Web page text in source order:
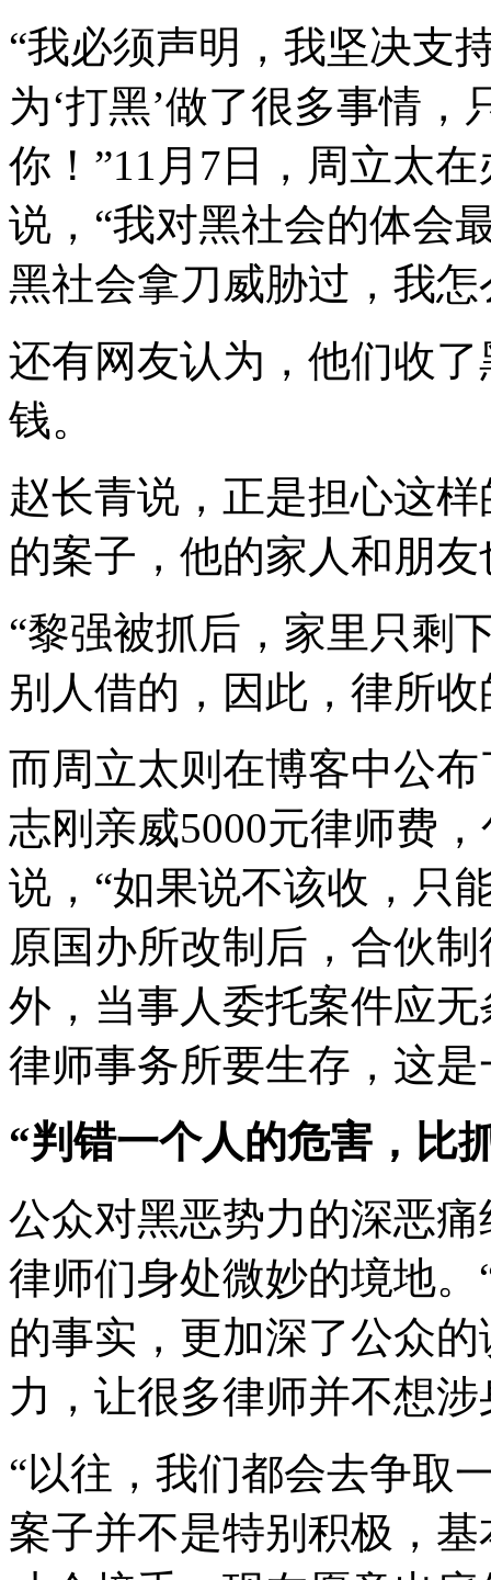
“我必须声明，我坚决支
为‘打黑’做了很多事情
你！”11月7日，周立太
说，“我对黑社会的体会
黑社会拿刀威胁过，我怎
还有网友认为，他们收
钱。
赵长青说，正是担心这
的案子，他的家人和朋
“黎强被抓后，家里只剩
别人借的，因此，律所
而周立太则在博客中公
志刚亲威5000元律师费
说，“如果说不该收，只
原国办所改制后，合伙
外，当事人委托案件应
律师事务所要生存，这
“判错一个人的危害，比
公众对黑恶势力的深恶
律师们身处微妙的境地
的事实，更加深了公众
力，让很多律师并不想
“以往，我们都会去争取
案子并不是特别积极，